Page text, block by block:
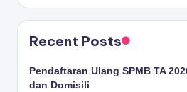
Recent Posts
Pendaftaran Ulang SPMB TA
dan Domisili